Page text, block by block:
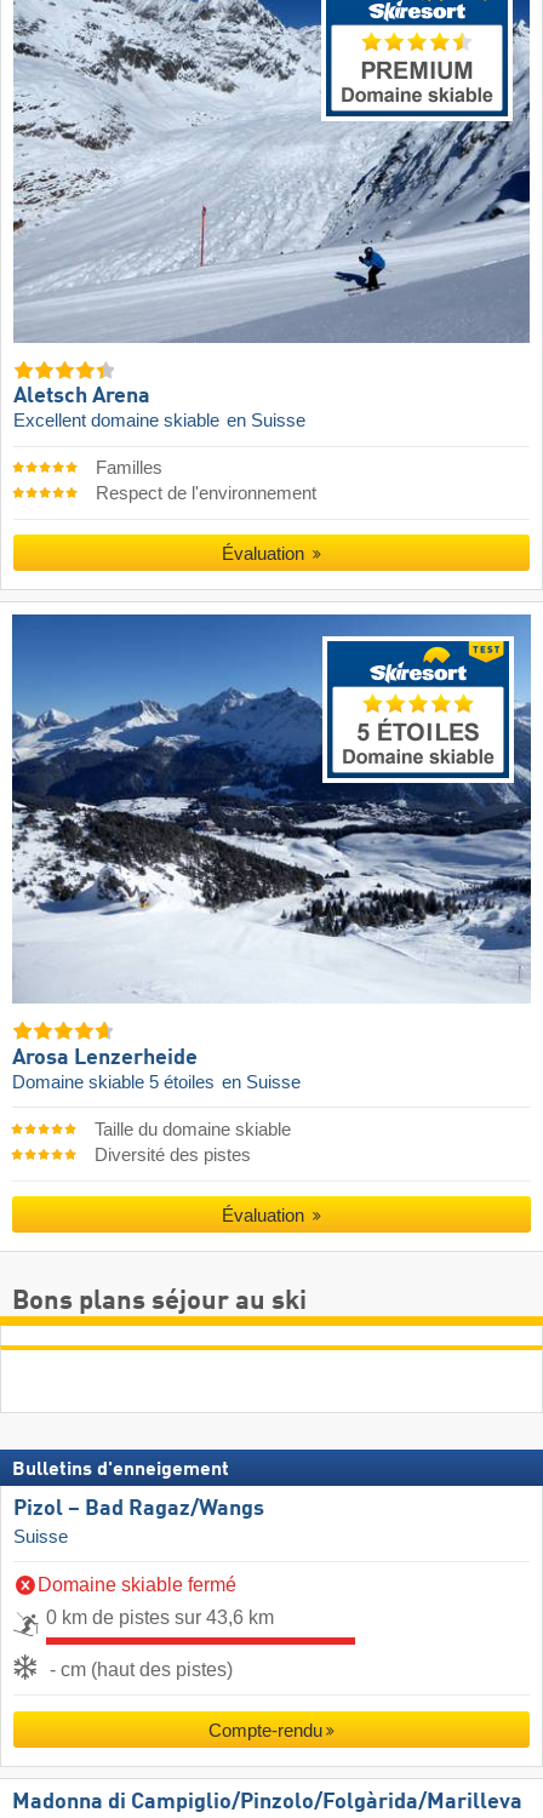
Aletsch Arena
Excellent domaine skiable en Suisse
Familles
Respect de l'environnement
Évaluation
Arosa Lenzerheide
Domaine skiable 5 étoiles en Suisse
Taille du domaine skiable
Diversité des pistes
Évaluation
Bons plans séjour au ski
Bulletins d'enneigement
Pizol – Bad Ragaz/​Wangs
Suisse
Domaine skiable fermé
0 km de pistes sur 43,6 km
- cm (haut des pistes)
Compte-rendu
Madonna di Campiglio/​Pinzolo/​Folgàrida/​Marilleva